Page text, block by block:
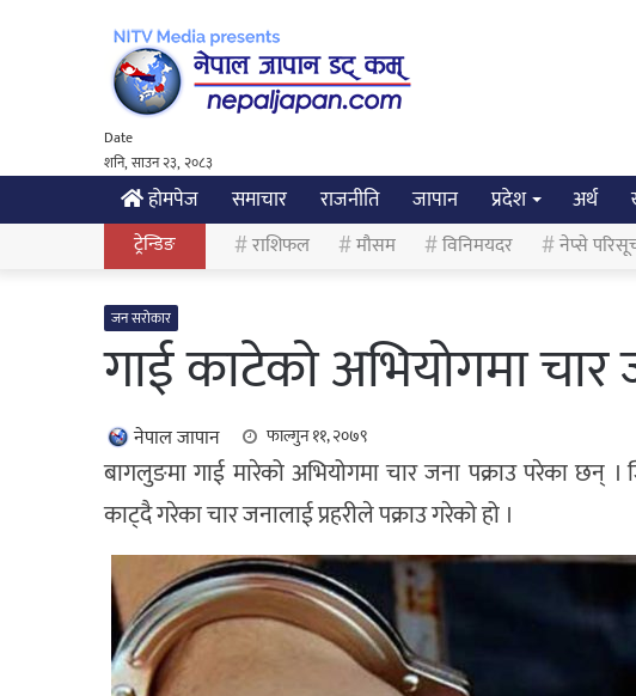
Date
शनि, साउन २३, २०८३
होमपेज समाचार राजनीति जापान प्रदेश अर्थ
ट्रेन्डिङ राशिफल मौसम विनिमयदर नेप्से
जन सरोकार
गाई काटेको अभियोगमा चार
नेपाल जापान फाल्गुन ११, २०७९
बागलुङमा गाई मारेको अभियोगमा चार जना पक्राउ परेका छन् ।
काट्दै गरेका चार जनालाई प्रहरीले पक्राउ गरेको हो ।